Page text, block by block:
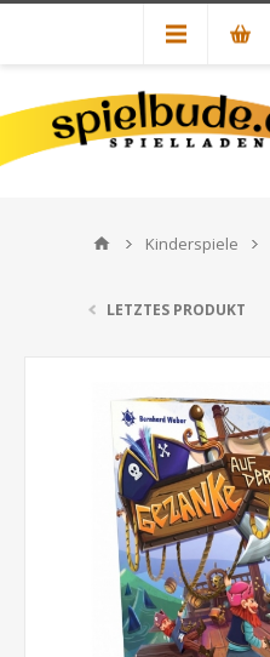
Kinderspiele
LETZTES PRODUKT